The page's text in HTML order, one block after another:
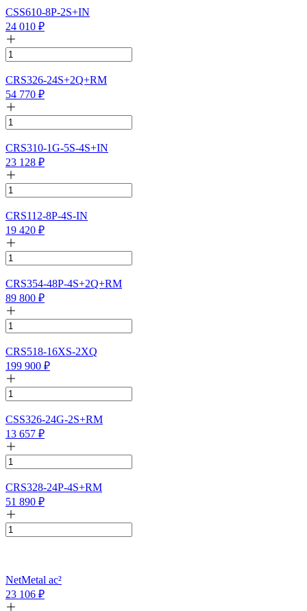
CSS610-8P-2S+IN
24 010 ₽
CRS326-24S+2Q+RM
54 770 ₽
CRS310-1G-5S-4S+IN
23 128 ₽
CRS112-8P-4S-IN
19 420 ₽
CRS354-48P-4S+2Q+RM
89 800 ₽
CRS518-16XS-2XQ
199 900 ₽
CSS326-24G-2S+RM
13 657 ₽
CRS328-24P-4S+RM
51 890 ₽
NetMetal ac²
23 106 ₽